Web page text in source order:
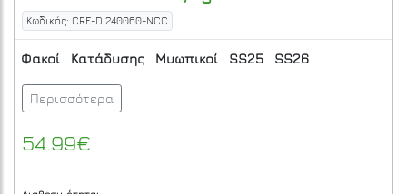
Κωδικός: CRE-DI240060-NCC
Φακοί Κατάδυσης Μυωπικοί SS25 SS26
Περισσότερα
54.99€